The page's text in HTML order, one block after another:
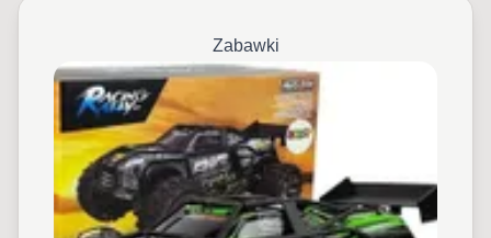
Zabawki